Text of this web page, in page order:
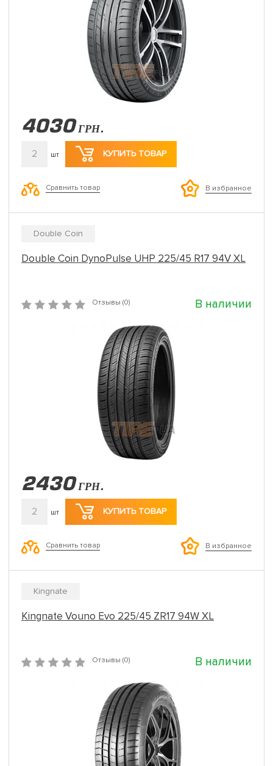
4030 ГРН.
2 шт КУПИТЬ ТОВАР
Сравнить товар В избранное
Double Coin
Double Coin DynoPulse UHP 225/45 R17 94V XL
Отзывы (0) В наличии
2430 ГРН.
2 шт КУПИТЬ ТОВАР
Сравнить товар В избранное
Kingnate
Kingnate Vouno Evo 225/45 ZR17 94W XL
Отзывы (0) В наличии